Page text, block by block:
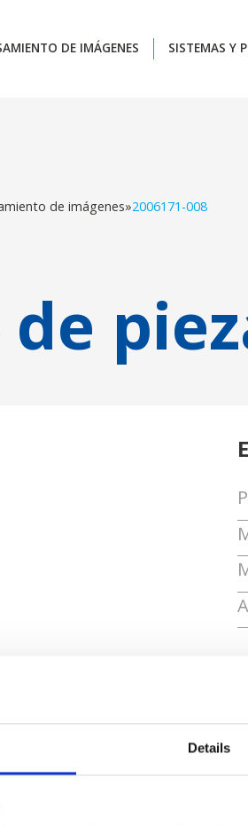
Details
DE IMÁGENES SISTEMAS Y
de imágenes»2006171-008